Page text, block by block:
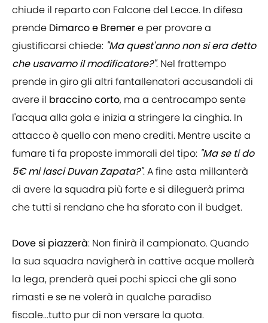
chiude il reparto con Falcone del Lecce. In difesa
prende Dimarco e Bremere per provare a
giustificarsi chiede: "Ma quest'anno non si era detto
che usavamo il modificatore?". Nel frattempo
prende in giro gli altri fantallenatori accusandoli di
avere il braccino corto, ma a centrocampo sente
l'acqua alla gola e inizia a stringere la cinghia. In
attacco è quello con meno crediti. Mentre uscite a
fumare ti fa proposte immorali del tipo: "Ma se ti do
5€ mi lasci Duvan Zapata?". A fine asta millanterà
di avere la squadra più forte e si dileguerà prima
che tutti si rendano che ha sforato con il budget.
Dove si piazzerà: Non finirà il campionato. Quando
la sua squadra navigherà in cattive acque mollerà
la lega, prenderà quei pochi spicci che gli sono
rimasti e se ne volerà in qualche paradiso
fiscale...tutto pur di non versare la quota.